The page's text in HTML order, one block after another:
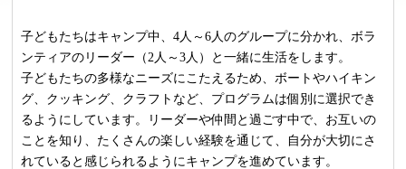
子どもたちはキャンプ中、4人～6人のグループに分かれ、ボラ
ンティアのリーダー（2人～3人）と一緒に生活をします。
子どもたちの多様なニーズにこたえるため、ボートやハイキン
グ、クッキング、クラフトなど、プログラムは個別に選択でき
るようにしています。リーダーや仲間と過ごす中で、お互いの
ことを知り、たくさんの楽しい経験を通じて、自分が大切にさ
れていると感じられるようにキャンプを進めています。